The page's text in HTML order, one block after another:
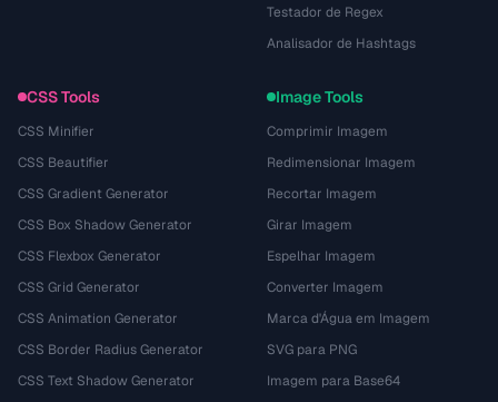
Testador de Regex
Analisador de Hashtags
CSS Tools
CSS Minifier
CSS Beautifier
CSS Gradient Generator
CSS Box Shadow Generator
CSS Flexbox Generator
CSS Grid Generator
CSS Animation Generator
CSS Border Radius Generator
CSS Text Shadow Generator
Image Tools
Comprimir Imagem
Redimensionar Imagem
Recortar Imagem
Girar Imagem
Espelhar Imagem
Converter Imagem
Marca d'Água em Imagem
SVG para PNG
Imagem para Base64